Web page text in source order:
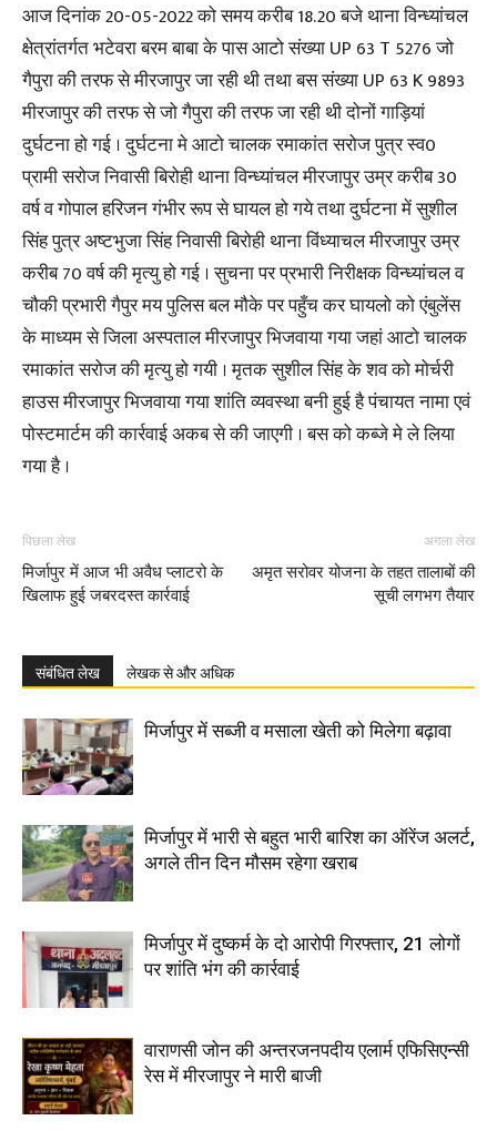
आज दिनांक 20-05-2022 को समय करीब 18.20 बजे थाना विन्ध्यांचल
क्षेत्रांतर्गत भटेवरा बरम बाबा के पास आटो संख्या UP 63 T 5276 जो
गैपुरा की तरफ से मीरजापुर जा रही थी तथा बस संख्या UP 63 K 9893
मीरजापुर की तरफ से जो गैपुरा की तरफ जा रही थी दोनों गाड़ियां
दुर्घटना हो गई । दुर्घटना मे आटो चालक रमाकांत सरोज पुत्र स्व0
प्रामी सरोज निवासी बिरोही थाना विन्ध्यांचल मीरजापुर उम्र करीब 30
वर्ष व गोपाल हरिजन गंभीर रूप से घायल हो गये तथा दुर्घटना में सुशील
सिंह पुत्र अष्टभुजा सिंह निवासी बिरोही थाना विंध्याचल मीरजापुर उम्र
करीब 70 वर्ष की मृत्यु हो गई । सुचना पर प्रभारी निरीक्षक विन्ध्यांचल व
चौकी प्रभारी गैपुर मय पुलिस बल मौके पर पहुँच कर घायलो को एंबुलेंस
के माध्यम से जिला अस्पताल मीरजापुर भिजवाया गया जहां आटो चालक
रमाकांत सरोज की मृत्यु हो गयी । मृतक सुशील सिंह के शव को मोर्चरी
हाउस मीरजापुर भिजवाया गया शांति व्यवस्था बनी हुई है पंचायत नामा एवं
पोस्टमार्टम की कार्रवाई अकब से की जाएगी । बस को कब्जे मे ले लिया
गया है ।
पिछला लेख
मिर्जापुर में आज भी अवैध प्लाटरो के
खिलाफ हुई जबरदस्त कार्रवाई
अगला लेख
अमृत सरोवर योजना के तहत तालाबों की
सूची लगभग तैयार
संबंधित लेख लेखक से और अधिक
मिर्जापुर में सब्जी व मसाला खेती को मिलेगा बढ़ावा
मिर्जापुर में भारी से बहुत भारी बारिश का ऑरेंज अलर्ट,
अगले तीन दिन मौसम रहेगा खराब
मिर्जापुर में दुष्कर्म के दो आरोपी गिरफ्तार, 21 लोगों
पर शांति भंग की कार्रवाई
वाराणसी जोन की अन्तरजनपदीय एलार्म एफिसिएन्सी
रेस में मीरजापुर ने मारी बाजी